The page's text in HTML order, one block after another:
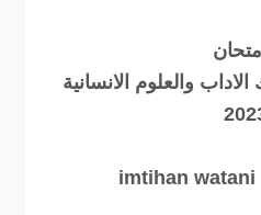
والعلوم الانسانية
imtihan